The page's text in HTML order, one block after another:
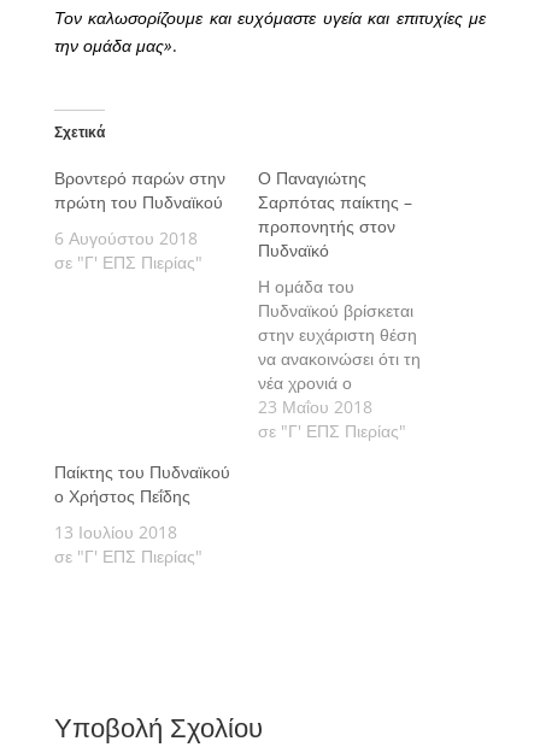
Τον καλωσορίζουμε και ευχόμαστε υγεία και επιτυχίες με
την ομάδα μας».
Σχετικά
Βροντερό παρών στην
πρώτη του Πυδναϊκού
6 Αυγούστου 2018
σε "Γ' ΕΠΣ Πιερίας"
Ο Παναγιώτης
Σαρπότας παίκτης –
προπονητής στον
Πυδναϊκό
Η ομάδα του
Πυδναϊκού βρίσκεται
στην ευχάριστη θέση
να ανακοινώσει ότι τη
νέα χρονιά ο
Παναγιώτης Σαρπότας
θα αναλάβει τα ηνία της
23 Μαΐου 2018
σε "Γ' ΕΠΣ Πιερίας"
Παίκτης του Πυδναϊκού
ο Χρήστος Πεΐδης
13 Ιουλίου 2018
σε "Γ' ΕΠΣ Πιερίας"
Υποβολή Σχολίου